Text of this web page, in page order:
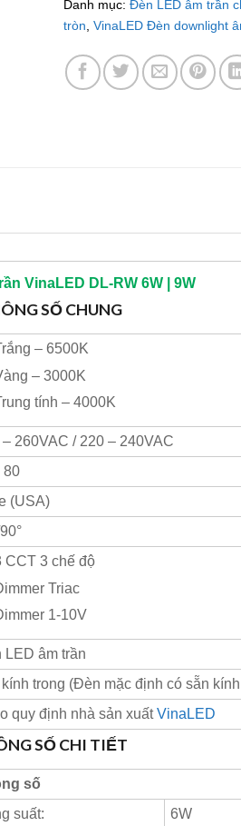
Danh mục: Đèn LED âm trần
tròn, VinaLED Đèn downlight
VinaLED DL-RW 6W | 9W
SỐ CHUNG
– 6500K
– 3000K
tính – 4000K
– 260VAC / 220 – 240VAC
80
(USA)
CCT 3 chế độ
Triac
1-10V
LED âm trần
kính trong (Đèn mặc định có sẵn
quy định nhà sản xuấtVinaLED
SỐ CHI TIẾT
số
suất: 6W